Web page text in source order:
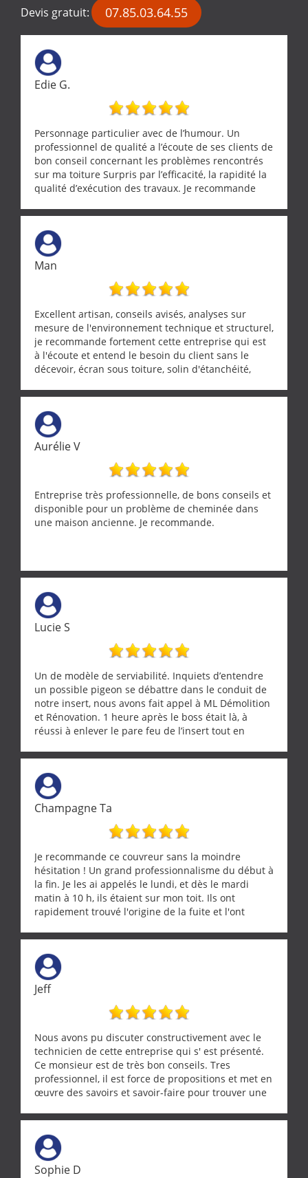
Devis gratuit: 07.85.03.64.55
Edie G.
Personnage particulier avec de l’humour. Un
professionnel de qualité a l’écoute de ses clients de
bon conseil concernant les problèmes rencontrés
sur ma toiture Surpris par l’efficacité, la rapidité la
qualité d’exécution des travaux. Je recommande
Man
Excellent artisan, conseils avisés, analyses sur
mesure de l'environnement technique et structurel,
je recommande fortement cette entreprise qui est
à l'écoute et entend le besoin du client sans le
décevoir, écran sous toiture, solin d'étanchéité,
récupérateur d'eau, tout a été parfaitement mis en
œuvre sans besoin d'y revenir. confiance assurée.
Aurélie V
Entreprise très professionnelle, de bons conseils et
disponible pour un problème de cheminée dans
une maison ancienne. Je recommande.
Lucie S
Un de modèle de serviabilité. Inquiets d’entendre
un possible pigeon se débattre dans le conduit de
notre insert, nous avons fait appel à ML Démolition
et Rénovation. 1 heure après le boss était là, à
réussi à enlever le pare feu de l’insert tout en
tourterelle et s’est ensuite patiemment occupé de
l’oiseau jusqu’à ce qu’il reprenne ses esprits et
puisse s’envoler. Après quoi il a procédé au
ramonage de notre insert avec dextérité et une
grande propreté, nous gratifiant également de
nombreux conseils concernant d’autres sujets. Un
entrepreneur comme on souhaite en rencontrer.
Encore un grand merci à lui.
Champagne Ta
Je recommande ce couvreur sans la moindre
hésitation ! Un grand professionnalisme du début à
la fin. Je les ai appelés le lundi, et dès le mardi
matin à 10 h, ils étaient sur mon toit. Ils ont
rapidement trouvé l'origine de la fuite et l'ont
Une équipe sérieuse, réactive et compétente. C'est
vraiment rassurant de pouvoir compter sur des
artisans aussi professionnels. Merci encore !
Jeff
Nous avons pu discuter constructivement avec le
technicien de cette entreprise qui s' est présenté.
Ce monsieur est de très bon conseils. Tres
professionnel, il est force de propositions et met en
œuvre des savoirs et savoir-faire pour trouver une
demande de l écoute et de la considération, ce qui
ne se trouve que chez les pationnés de leur métier.
Merci a ce monsieur pour sa disponibilité
Sophie D